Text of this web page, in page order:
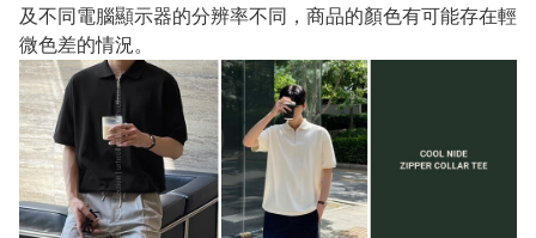
及不同電腦顯示器的分辨率不同，商品的顏色有可能存在輕
微色差的情況。